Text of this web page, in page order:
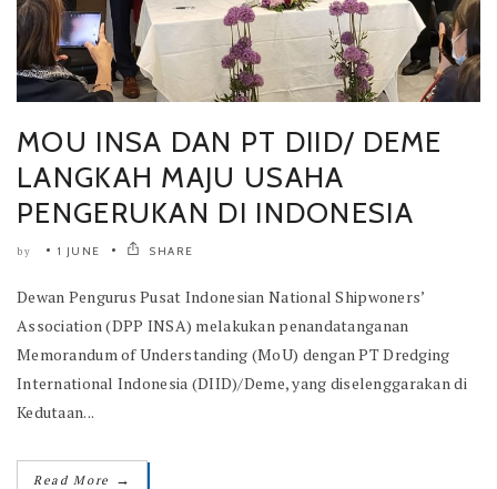
MOU INSA DAN PT DIID/ DEME
LANGKAH MAJU USAHA
PENGERUKAN DI INDONESIA
by 1 JUNE SHARE
Dewan Pengurus Pusat Indonesian National Shipwoners’
Association (DPP INSA) melakukan penandatanganan
Memorandum of Understanding (MoU) dengan PT Dredging
International Indonesia (DIID)/Deme, yang diselenggarakan di
Kedutaan...
Read More →